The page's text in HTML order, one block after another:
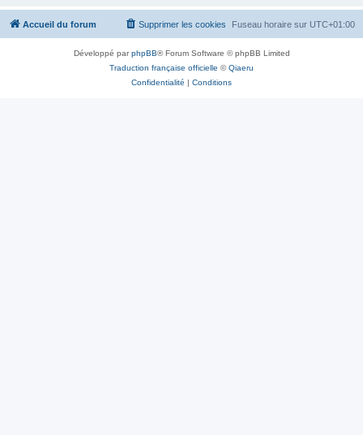
Accueil du forum Fuseau horaire sur UTC+01:00
Supprimer les cookies
Développé parphpBB® Forum Software © phpBB Limited
Traduction française officielle ©Qiaeru
Confidentialité | Conditions